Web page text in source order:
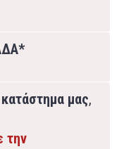
μας,
την